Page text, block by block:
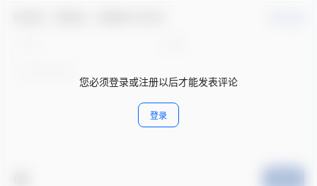
您必须登录或注册以后才能发表评论
登录